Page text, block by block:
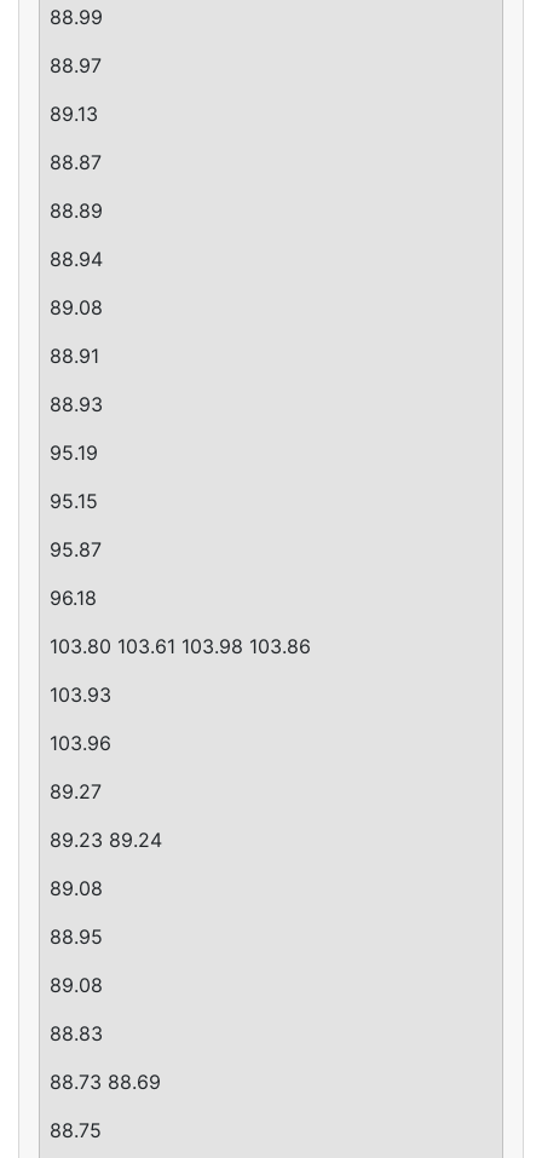
88.99
88.97
89.13
88.87
88.89
88.94
89.08
88.91
88.93
95.19
95.15
95.87
96.18
103.80 103.61 103.98 103.86
103.93
103.96
89.27
89.23 89.24
89.08
88.95
89.08
88.83
88.73 88.69
88.75